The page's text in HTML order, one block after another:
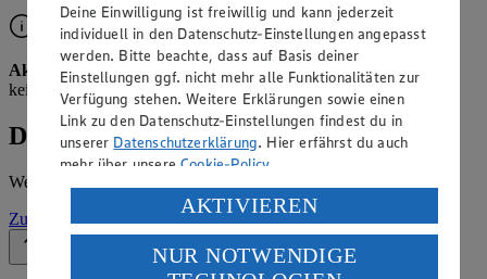
Aktuell kein Prospekt verfügbar
Leider liegt für diese Woche
kein Prospekt vor.
Details zum Markt
Weitere Informationen – alles auf einem Blick.
Zur Marktseite
Zurück nach oben
Deine Einwilligung ist freiwillig und kann jederzeit
individuell in den Datenschutz-Einstellungen angepasst
werden. Bitte beachte, dass auf Basis deiner
Einstellungen ggf. nicht mehr alle Funktionalitäten zur
Verfügung stehen. Weitere Erklärungen sowie einen
Link zu den Datenschutz-Einstellungen findest du in
unserer Datenschutzerklärung. Hier erfährst du auch
mehr über unsereCookie-Policy.
Verarbeitung deiner personenbezogenen Daten in den
USA durch Facebook und YouTube:
Wenn du auf „Aktivieren“ klickst, willigst du im Sinne
AKTIVIEREN
NUR NOTWENDIGE